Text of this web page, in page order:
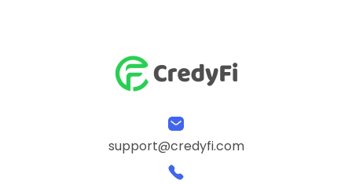
support@credyfi.com